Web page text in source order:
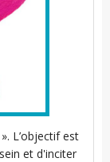
L’objectif est
et d'inciter